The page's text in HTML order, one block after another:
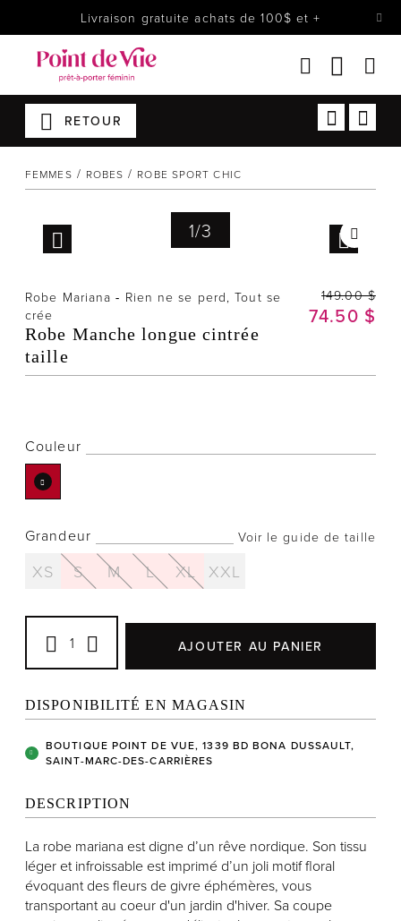
Livraison gratuite achats de 100$ et +
Lingerie
Accessoires
Soldes
Politiques de cookies
Politique de confidentialité
RETOUR
FEMMES ROBES ROBE SPORT CHIC
1/3
Robe Mariana- Rien ne se perd, Tout se
crée
Robe Manche longue cintrée
taille
74.50 $
149.00 $
Couleur
Grandeur Voir le guide de taille
XS S M L XL XXL
AJOUTER AU PANIER
DISPONIBILITÉ EN MAGASIN
BOUTIQUE POINT DE VUE, 1339 BD BONA DUSSAULT,
SAINT-MARC-DES-CARRIÈRES
DESCRIPTION
La robe mariana est digne d’un rêve nordique. Son tissu
léger et infroissable est imprimé d’un joli motif floral
évoquant des fleurs de givre éphémères, vous
transportant au coeur d'un jardin d'hiver. Sa coupe